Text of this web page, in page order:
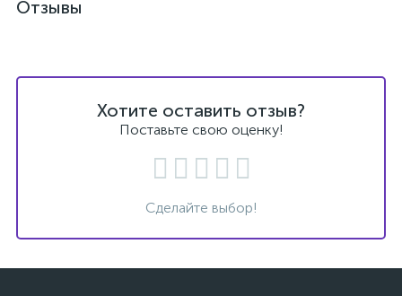
Отзывы
Хотите оставить отзыв?
Поставьте свою оценку!
Сделайте выбор!